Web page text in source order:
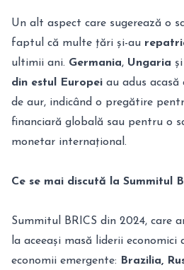
Un alt aspect care sugerează o
faptul că multe țări și-au
ultimii ani. Germania, Ungaria și
din estul Europei au adus
de aur, indicând o pregătire
financiară globală sau pentru o
monetar internațional.
Ce se mai discută la Summitul
Summitul BRICS din 2024, care
la aceeași masă liderii economici
economii emergente:
Brazilia,